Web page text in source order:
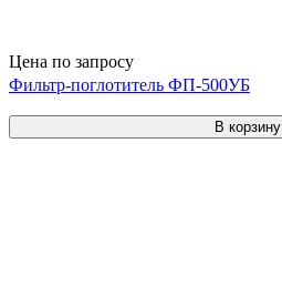
Цена по запросу
Фильтр-поглотитель ФП-500УБ
В корзину